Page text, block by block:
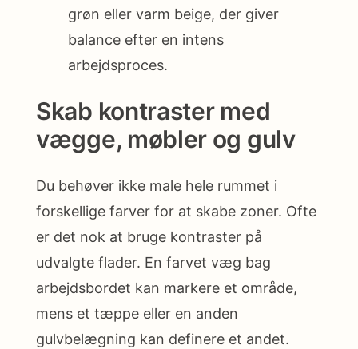
grøn eller varm beige, der giver
balance efter en intens
arbejdsproces.
Skab kontraster med
vægge, møbler og gulv
Du behøver ikke male hele rummet i
forskellige farver for at skabe zoner. Ofte
er det nok at bruge kontraster på
udvalgte flader. En farvet væg bag
arbejdsbordet kan markere et område,
mens et tæppe eller en anden
gulvbelægning kan definere et andet.